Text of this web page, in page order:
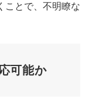
ことで、不明瞭な
可能か